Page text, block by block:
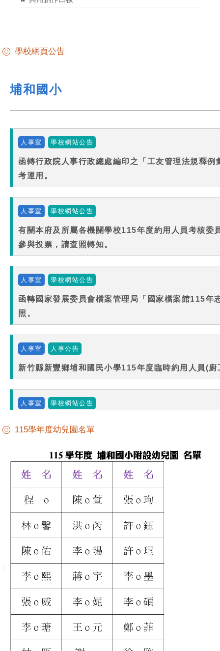
學校網頁公告
115學年度幼兒園名單